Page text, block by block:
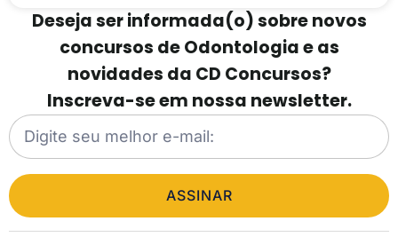
Deseja ser informada(o) sobre novos
concursos de Odontologia e as
novidades da CD Concursos?
Inscreva-se em nossa newsletter.
ASSINAR